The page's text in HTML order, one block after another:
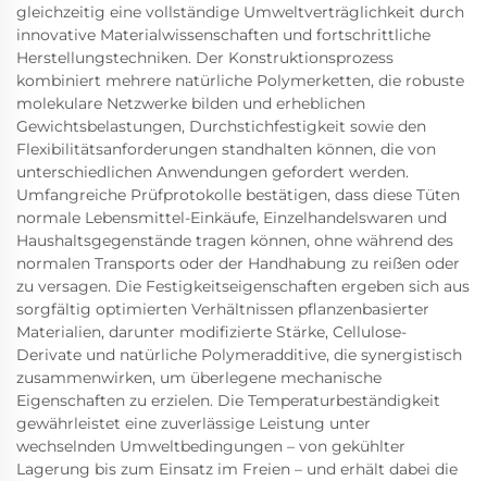
gleichzeitig eine vollständige Umweltverträglichkeit durch
innovative Materialwissenschaften und fortschrittliche
Herstellungstechniken. Der Konstruktionsprozess
kombiniert mehrere natürliche Polymerketten, die robuste
molekulare Netzwerke bilden und erheblichen
Gewichtsbelastungen, Durchstichfestigkeit sowie den
Flexibilitätsanforderungen standhalten können, die von
unterschiedlichen Anwendungen gefordert werden.
Umfangreiche Prüfprotokolle bestätigen, dass diese Tüten
normale Lebensmittel-Einkäufe, Einzelhandelswaren und
Haushaltsgegenstände tragen können, ohne während des
normalen Transports oder der Handhabung zu reißen oder
zu versagen. Die Festigkeitseigenschaften ergeben sich aus
sorgfältig optimierten Verhältnissen pflanzenbasierter
Materialien, darunter modifizierte Stärke, Cellulose-
Derivate und natürliche Polymeradditive, die synergistisch
zusammenwirken, um überlegene mechanische
Eigenschaften zu erzielen. Die Temperaturbeständigkeit
gewährleistet eine zuverlässige Leistung unter
wechselnden Umweltbedingungen – von gekühlter
Lagerung bis zum Einsatz im Freien – und erhält dabei die